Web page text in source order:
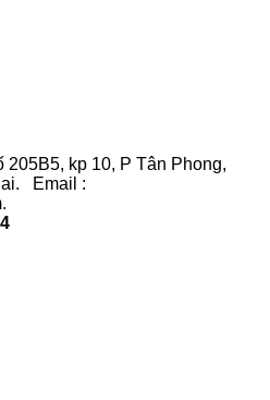
205B5, kp 10, P Tân Phong,
Email :